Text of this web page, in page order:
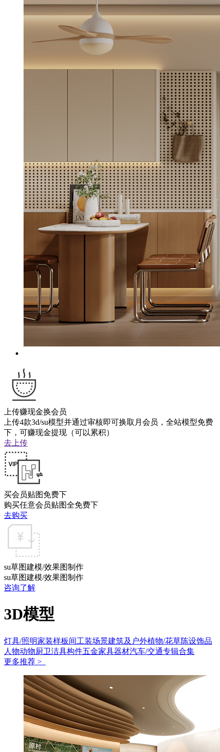
上传赚现金换会员
上传4款3d/su模型并通过审核即可换取月会员，全站模型免费
下，可赚现金提现（可以累积）
去上传
买会员贴图免费下
购买任意会员贴图全免费下
去购买
su草图建模/效果图制作
su草图建模/效果图制作
咨询了解
3D模型
灯具/照明家装样板间工装场景建筑及户外植物/花草陈设饰品
人物动物厨卫洁具构件五金家具器材汽车/交通专辑合集
更多推荐 >